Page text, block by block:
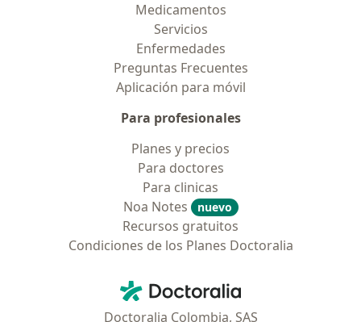
Medicamentos
Servicios
Enfermedades
Preguntas Frecuentes
Aplicación para móvil
Para profesionales
Planes y precios
Para doctores
Para clinicas
Noa Notes
nuevo
Recursos gratuitos
Condiciones de los Planes Doctoralia
Doctoralia - Página de inicio
Doctoralia Colombia, SAS